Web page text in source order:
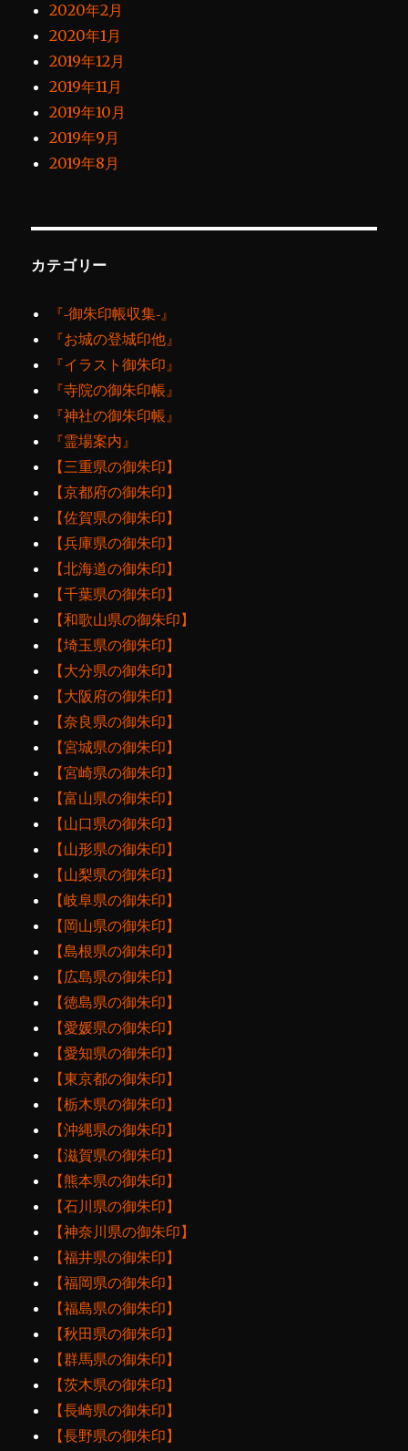
2020年2月
2020年1月
2019年12月
2019年11月
2019年10月
2019年9月
2019年8月
カテゴリー
『‐御朱印帳収集‐』
『お城の登城印他』
『イラスト御朱印』
『寺院の御朱印帳』
『神社の御朱印帳』
『霊場案内』
【三重県の御朱印】
【京都府の御朱印】
【佐賀県の御朱印】
【兵庫県の御朱印】
【北海道の御朱印】
【千葉県の御朱印】
【和歌山県の御朱印】
【埼玉県の御朱印】
【大分県の御朱印】
【大阪府の御朱印】
【奈良県の御朱印】
【宮城県の御朱印】
【宮崎県の御朱印】
【富山県の御朱印】
【山口県の御朱印】
【山形県の御朱印】
【山梨県の御朱印】
【岐阜県の御朱印】
【岡山県の御朱印】
【島根県の御朱印】
【広島県の御朱印】
【徳島県の御朱印】
【愛媛県の御朱印】
【愛知県の御朱印】
【東京都の御朱印】
【栃木県の御朱印】
【沖縄県の御朱印】
【滋賀県の御朱印】
【熊本県の御朱印】
【石川県の御朱印】
【神奈川県の御朱印】
【福井県の御朱印】
【福岡県の御朱印】
【福島県の御朱印】
【秋田県の御朱印】
【群馬県の御朱印】
【茨木県の御朱印】
【長崎県の御朱印】
【長野県の御朱印】